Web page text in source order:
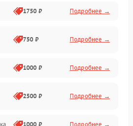
1750 ₽ Подробнее →
750 ₽ Подробнее →
1000 ₽ Подробнее →
2500 ₽ Подробнее →
1000 ₽ Подробнее →